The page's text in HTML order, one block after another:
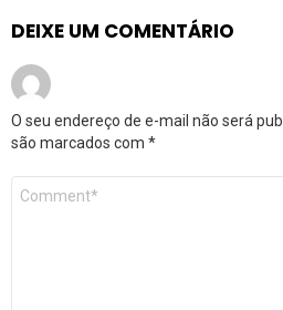
DEIXE UM COMENTÁRIO
O seu endereço de e-mail não será
são marcados com *
Comentário